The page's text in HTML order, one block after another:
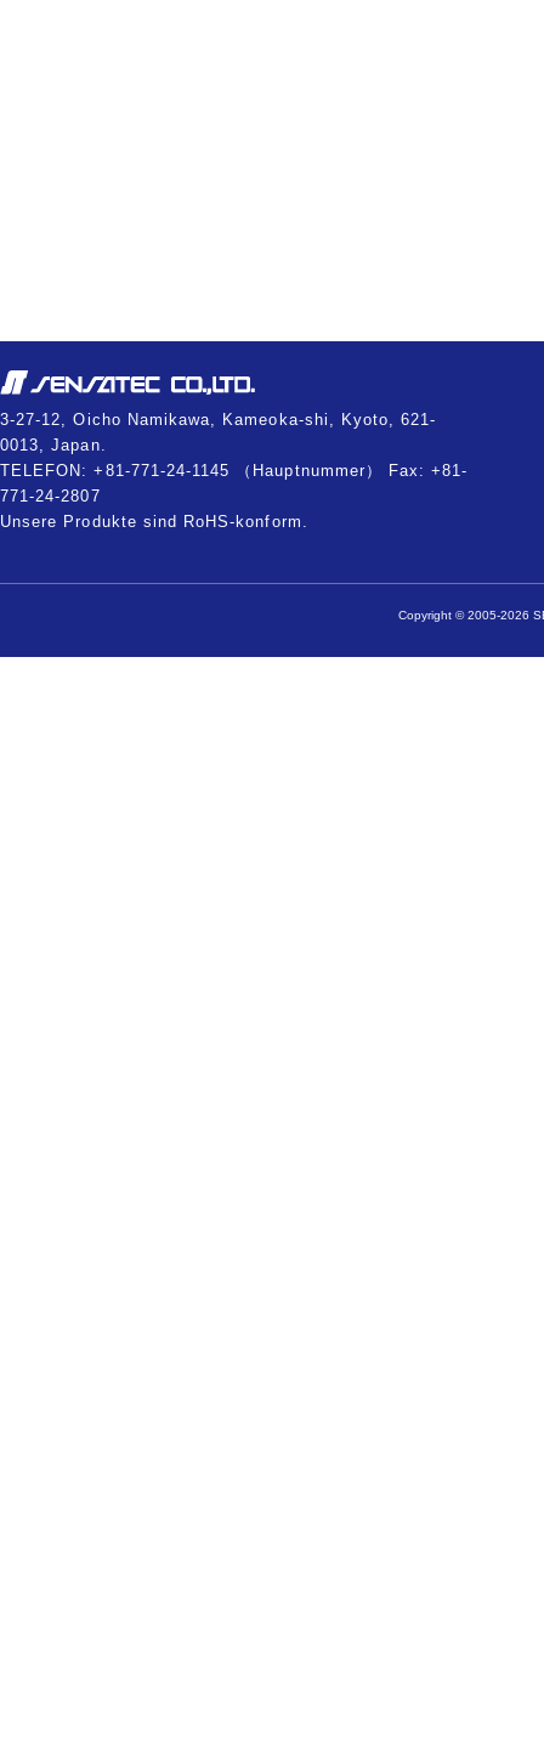
3-27-12, Oicho Namikawa, Kameoka-shi, Kyoto, 621-
0013, Japan.
TELEFON: +81-771-24-1145 （Hauptnummer） Fax: +81-
771-24-2807
Unsere Produkte sind RoHS-konform.
Copyright © 2005-2026